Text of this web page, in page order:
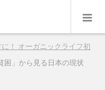
！ オーガニックライフ初
困」から見る日本の現状